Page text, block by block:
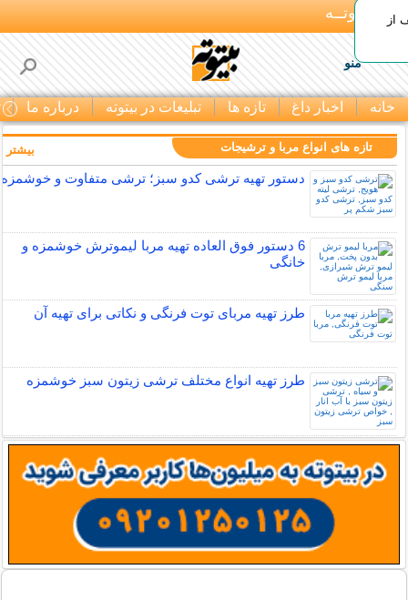
بـیتوتــه
منو
خانه اخبار داغ تازه ها تبلیغات در بیتوته درباره ما
تخفیف از
تازه های انواع مربا و ترشیجات
دستور تهیه ترشی کدو سبز؛ ترشی متفاوت و خوشمزه
6 دستور فوق العاده تهیه مربا لیموترش خوشمزه و
خانگی
طرز تهیه مربای توت فرنگی و نکاتی برای تهیه آن
طرز تهیه انواع مختلف ترشی زیتون سبز خوشمزه
بیشتر